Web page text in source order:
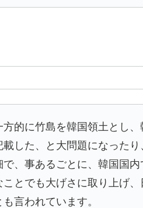
的に竹島を韓国領土とし、
した、と大問題になった
、事あるごとに、韓国国内
とでも大げさに取り上げ
言われています。